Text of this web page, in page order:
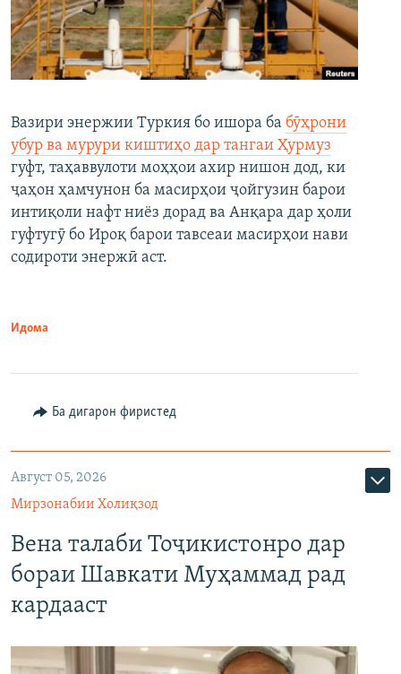
Вазири энержии Туркия бо ишора ба бӯҳрони
убур ва мурури киштиҳо дар тангаи Ҳурмуз
гуфт, таҳаввулоти моҳҳои ахир нишон дод, ки
ҷаҳон ҳамчунон ба масирҳои ҷойгузин барои
интиқоли нафт ниёз дорад ва Анқара дар ҳоли
гуфтугӯ бо Ироқ барои тавсеаи масирҳои нави
содироти энержӣ аст.
Идома
Ба дигарон фиристед
Август 05, 2026
Мирзонабии Холиқзод
Вена талаби Тоҷикистонро дар
бораи Шавкати Муҳаммад рад
кардааст